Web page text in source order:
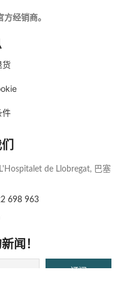
经销商。
货
件
de Llobregat, 巴塞
698 963
闻！